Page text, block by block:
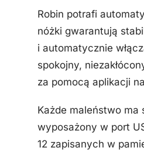
Robin potrafi
nóżki gwarantują
i automatycznie
spokojny,
za pomocą aplikacji
Każde maleństwo ma
wyposażony w port
12 zapisanych w